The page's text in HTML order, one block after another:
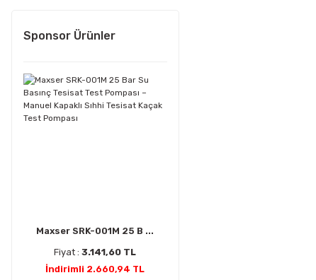
Sponsor Ürünler
Maxser SRK-001M 25 B ...
Fiyat :3.141,60 TL
İndirimli 2.660,94 TL